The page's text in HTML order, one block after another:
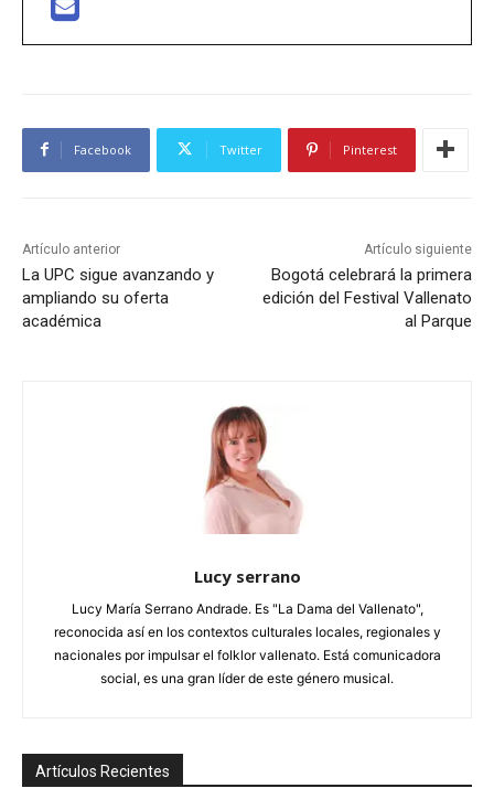
Facebook Twitter Pinterest
Artículo anterior
La UPC sigue avanzando y
ampliando su oferta
académica
Artículo siguiente
Bogotá celebrará la primera
edición del Festival Vallenato
al Parque
Lucy serrano
Lucy María Serrano Andrade. Es "La Dama del Vallenato",
reconocida así en los contextos culturales locales, regionales y
nacionales por impulsar el folklor vallenato. Está comunicadora
social, es una gran líder de este género musical.
Artículos Recientes